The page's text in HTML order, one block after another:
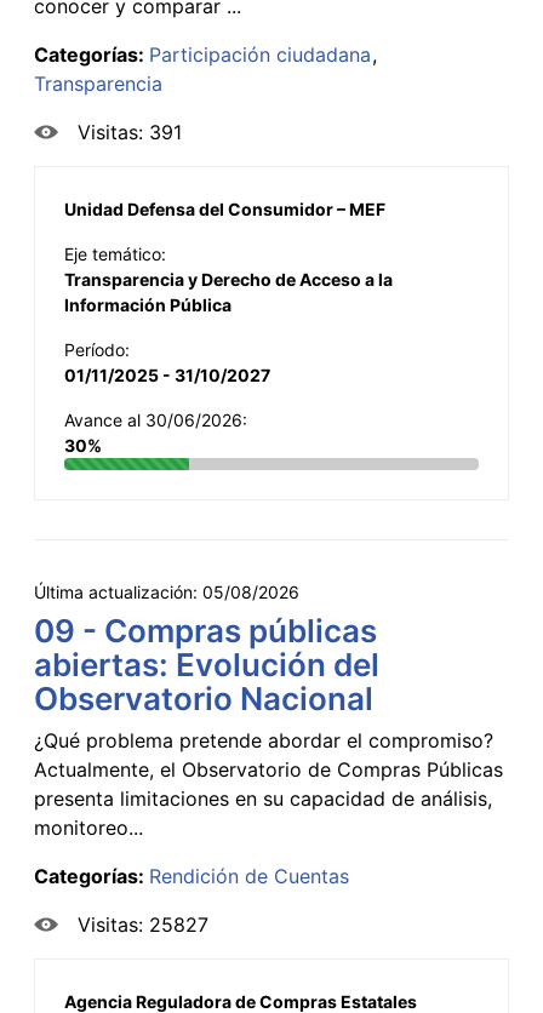
conocer y comparar ...
Categorías: Participación ciudadana
Transparencia
Visitas: 391
Unidad Defensa del Consumidor – MEF
Eje temático:
Transparencia y Derecho de Acceso a la
Información Pública
Período:
01/11/2025 - 31/10/2027
Avance al 30/06/2026:
30%
Última actualización: 05/08/2026
09 - Compras públicas
abiertas: Evolución del
Observatorio Nacional
¿Qué problema pretende abordar el compromiso?
Actualmente, el Observatorio de Compras Públicas
presenta limitaciones en su capacidad de análisis,
monitoreo...
Categorías: Rendición de Cuentas
Visitas: 25827
Agencia Reguladora de Compras Estatales